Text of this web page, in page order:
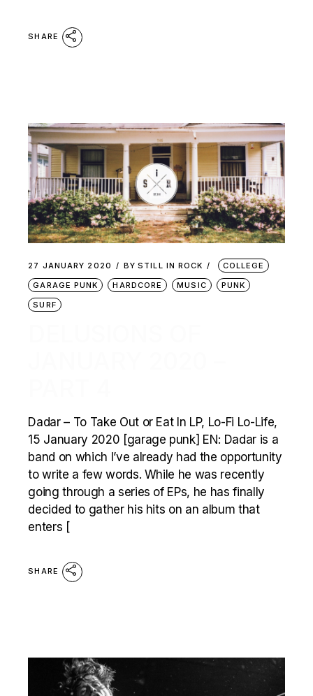
SHARE
27 JANUARY 2020 BY STILL IN ROCK
COLLEGE
GARAGE PUNK
HARDCORE MUSIC
PUNK
SURF
Dadar – To Take Out or Eat In LP, Lo-Fi Lo-Life,
15 January 2020 [garage punk] EN: Dadar is a
band on which I’ve already had the opportunity
to write a few words. While he was recently
going through a series of EPs, he has finally
decided to gather his hits on an album that
enters [
SHARE